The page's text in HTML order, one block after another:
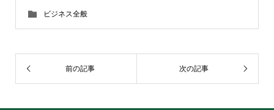
ビジネス全般
前の記事 次の記事